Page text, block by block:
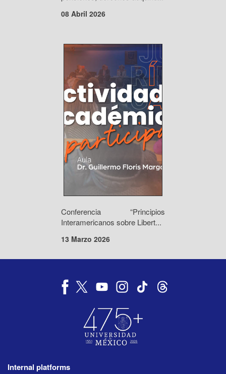
08 Abril 2026
Conferencia “Principios
Interamericanos sobre Libert...
13 Marzo 2026
Internal platforms